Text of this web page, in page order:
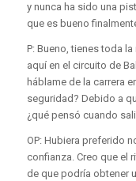
y nunca ha sido una
que es bueno
P: Bueno, tienes toda
aquí en el circuito de
háblame de la carrera
seguridad? Debido a
¿qué pensó cuando
OP: Hubiera preferido
confianza. Creo que el
de que podría obtener